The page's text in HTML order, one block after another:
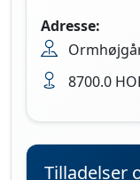
Adresse:
8700.0
Tilladelser